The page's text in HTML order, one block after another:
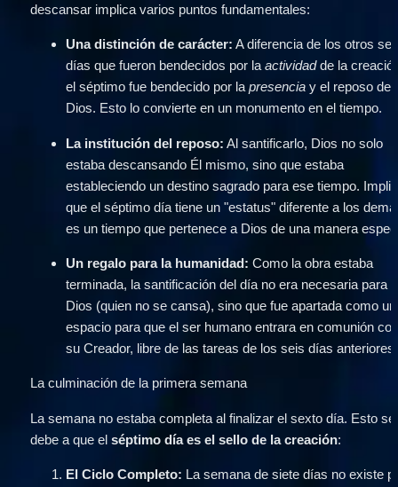
descansar implica varios puntos fundamentales:
Una distinción de carácter: A diferencia de los otros
días que fueron bendecidos por la actividad de la
el séptimo fue bendecido por la presencia y el reposo de
Dios. Esto lo convierte en un monumento en el tiempo.
La institución del reposo: Al santificarlo, Dios no solo
estaba descansando Él mismo, sino que estaba
estableciendo un destino sagrado para ese tiempo.
que el séptimo día tiene un "estatus" diferente a los
es un tiempo que pertenece a Dios de una manera
Un regalo para la humanidad: Como la obra estaba
terminada, la santificación del día no era necesaria para
Dios (quien no se cansa), sino que fue apartada como un
espacio para que el ser humano entrara en comunión
su Creador, libre de las tareas de los seis días anteriores.
La culminación de la primera semana
La semana no estaba completa al finalizar el sexto día. Esto se
debe a que el séptimo día es el sello de la creación:
El Ciclo Completo: La semana de siete días no existe